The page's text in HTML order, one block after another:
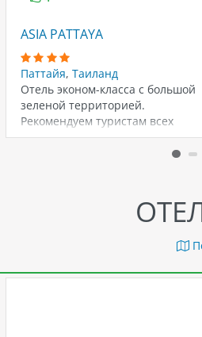
ASIA PATTAYA
Паттайя, Таиланд
Отель эконом-класса с большой
зеленой территорией.
Рекомендуем туристам всех
возрастов